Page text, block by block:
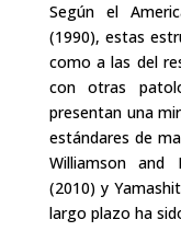
Según el
(1990), estas
como a las del
con otras
presentan una
estándares de
Williamson and
(2010) y
largo plazo ha